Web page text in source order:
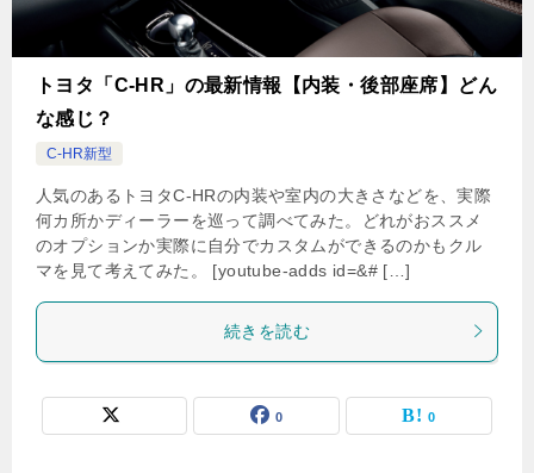
トヨタ「C-HR」の最新情報【内装・後部座席】どん
な感じ？
C-HR新型
人気のあるトヨタC-HRの内装や室内の大きさなどを、実際
何カ所かディーラーを巡って調べてみた。どれがおススメ
のオプションか実際に自分でカスタムができるのかもクル
マを見て考えてみた。 [youtube-adds id=&# […]
続きを読む
0 0